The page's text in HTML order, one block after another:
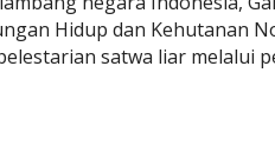
Hidup dan Kehutanan
satwa liar melalui